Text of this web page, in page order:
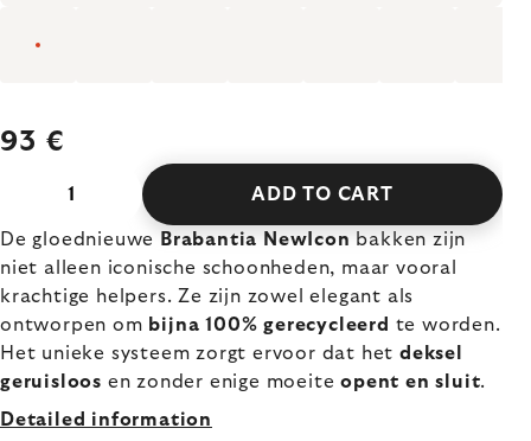
93 €
ADD TO CART
De gloednieuwe Brabantia NewIcon bakken zijn
niet alleen iconische schoonheden, maar vooral
krachtige helpers. Ze zijn zowel elegant als
ontworpen om bijna 100% gerecycleerd te worden.
Het unieke systeem zorgt ervoor dat het deksel
geruisloos en zonder enige moeiteopent en sluit.
Detailed information